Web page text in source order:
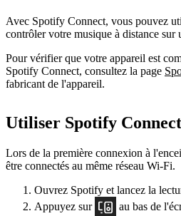
Avec Spotify Connect, vous pouvez
contrôler votre musique à distance sur
Pour vérifier que votre appareil est
Spotify Connect, consultez la page
fabricant de l'appareil.
Utiliser Spotify Connect
Lors de la première connexion à
être connectés au même réseau Wi-Fi.
Ouvrez Spotify et lancez la
Appuyez sur
au bas de